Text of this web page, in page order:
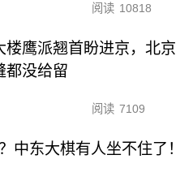
阅读 10818
楼鹰派翘首盼进京，北京
都没给留
阅读 7109
中东大棋有人坐不住了！